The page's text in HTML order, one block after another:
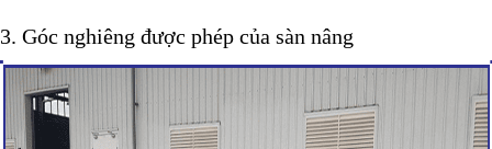
3. Góc nghiêng được phép của sàn nâng